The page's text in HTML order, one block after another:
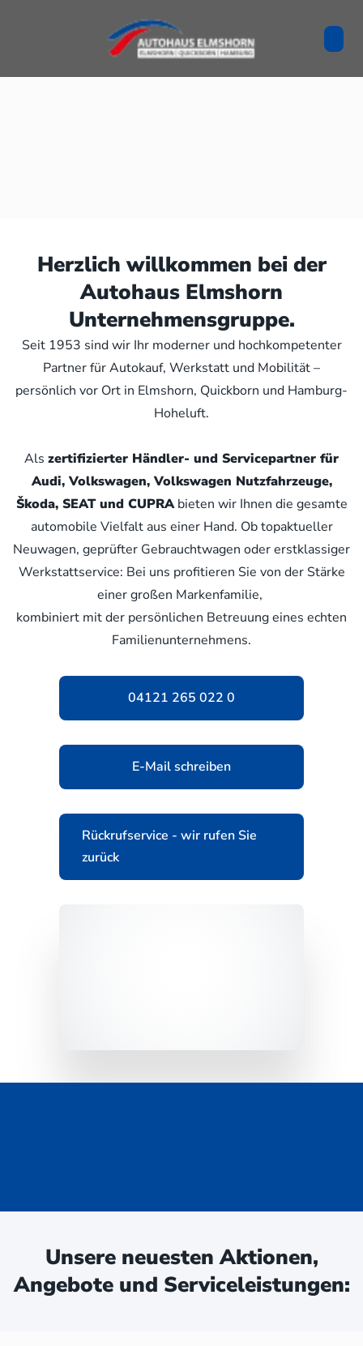
Herzlich willkommen bei der
Autohaus Elmshorn
Unternehmensgruppe.
Seit 1953 sind wir Ihr moderner und hochkompetenter
Partner für Autokauf, Werkstatt und Mobilität –
persönlich vor Ort in Elmshorn, Quickborn und Hamburg-
Hoheluft.
Als zertifizierter Händler- und Servicepartner für
Audi, Volkswagen, Volkswagen Nutzfahrzeuge,
Škoda, SEAT und CUPRAbieten wir Ihnen die gesamte
automobile Vielfalt aus einer Hand. Ob topaktueller
Neuwagen, geprüfter Gebrauchtwagen oder erstklassiger
Werkstattservice: Bei uns profitieren Sie von der Stärke
einer großen Markenfamilie,
kombiniert mit der persönlichen Betreuung eines echten
Familienunternehmens.
04121 265 022 0
E-Mail schreiben
Rückrufservice - wir rufen Sie
zurück
Unsere neuesten Aktionen,
Angebote und Serviceleistungen: